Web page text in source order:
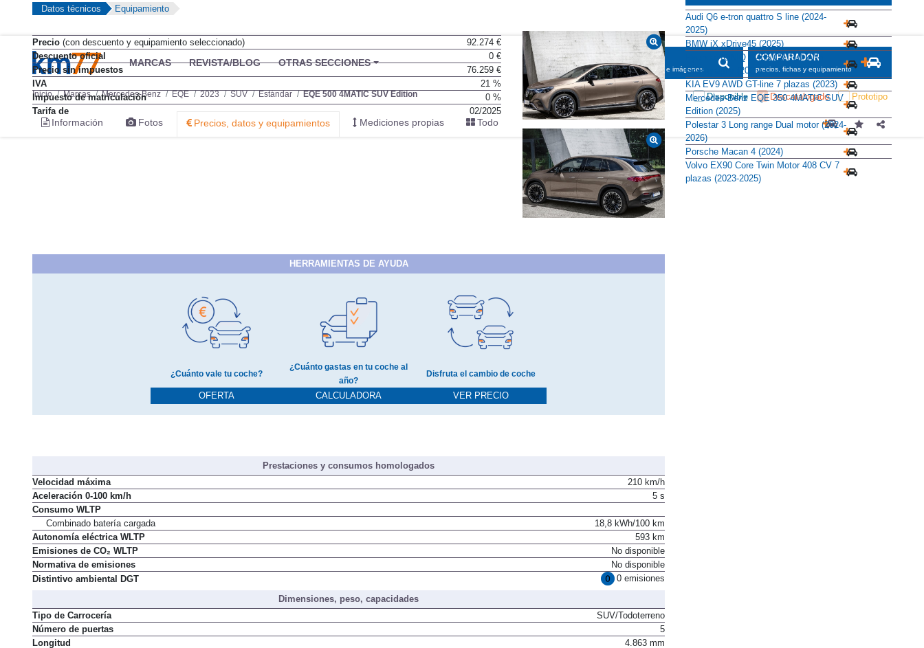
Precio(con descuento y equipamiento seleccionado)
92.274 €
Descuento oficial
0 €
Precio sin impuestos
76.259 €
IVA
21 %
Impuesto de matriculación
0 %
Tarifa de
02/2025
HERRAMIENTAS DE AYUDA
OFERTA
¿Cuánto gastas en tu coche al
año?
CALCULADORA VER PRECIO
Prestaciones y consumos homologados
Velocidad máxima
210 km/h
Aceleración 0-100 km/h
Consumo WLTP
Combinado batería cargada
18,8 kWh/100 km
Autonomía eléctrica WLTP
593 km
Emisiones de CO₂ WLTP
No disponible
Normativa de emisiones
No disponible
Dimensiones, peso, capacidades
Tipo de Carrocería
SUV/Todoterreno
Número de puertas
5
Alternativas
Audi Q6 e-tron quattro S line (2024-
2025)
BMW iX xDrive45 (2025)
Hyundai IONIQ 9 435 CV 110 kWh
Ecalligraphy (2025)
KIA EV9 AWD GT-line 7 plazas (2023)
Mercedes-Benz EQE 350 4MATIC SUV
Edition (2025)
Polestar 3 Long range Dual motor (2024-
2026)
Porsche Macan 4 (2024)
Volvo EX90 Core Twin Motor 408 CV 7